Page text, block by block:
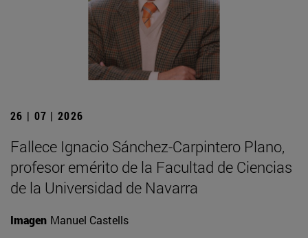
26 | 07 | 2026
Fallece Ignacio Sánchez-Carpintero Plano,
profesor emérito de la Facultad de Ciencias
de la Universidad de Navarra
Imagen Manuel Castells